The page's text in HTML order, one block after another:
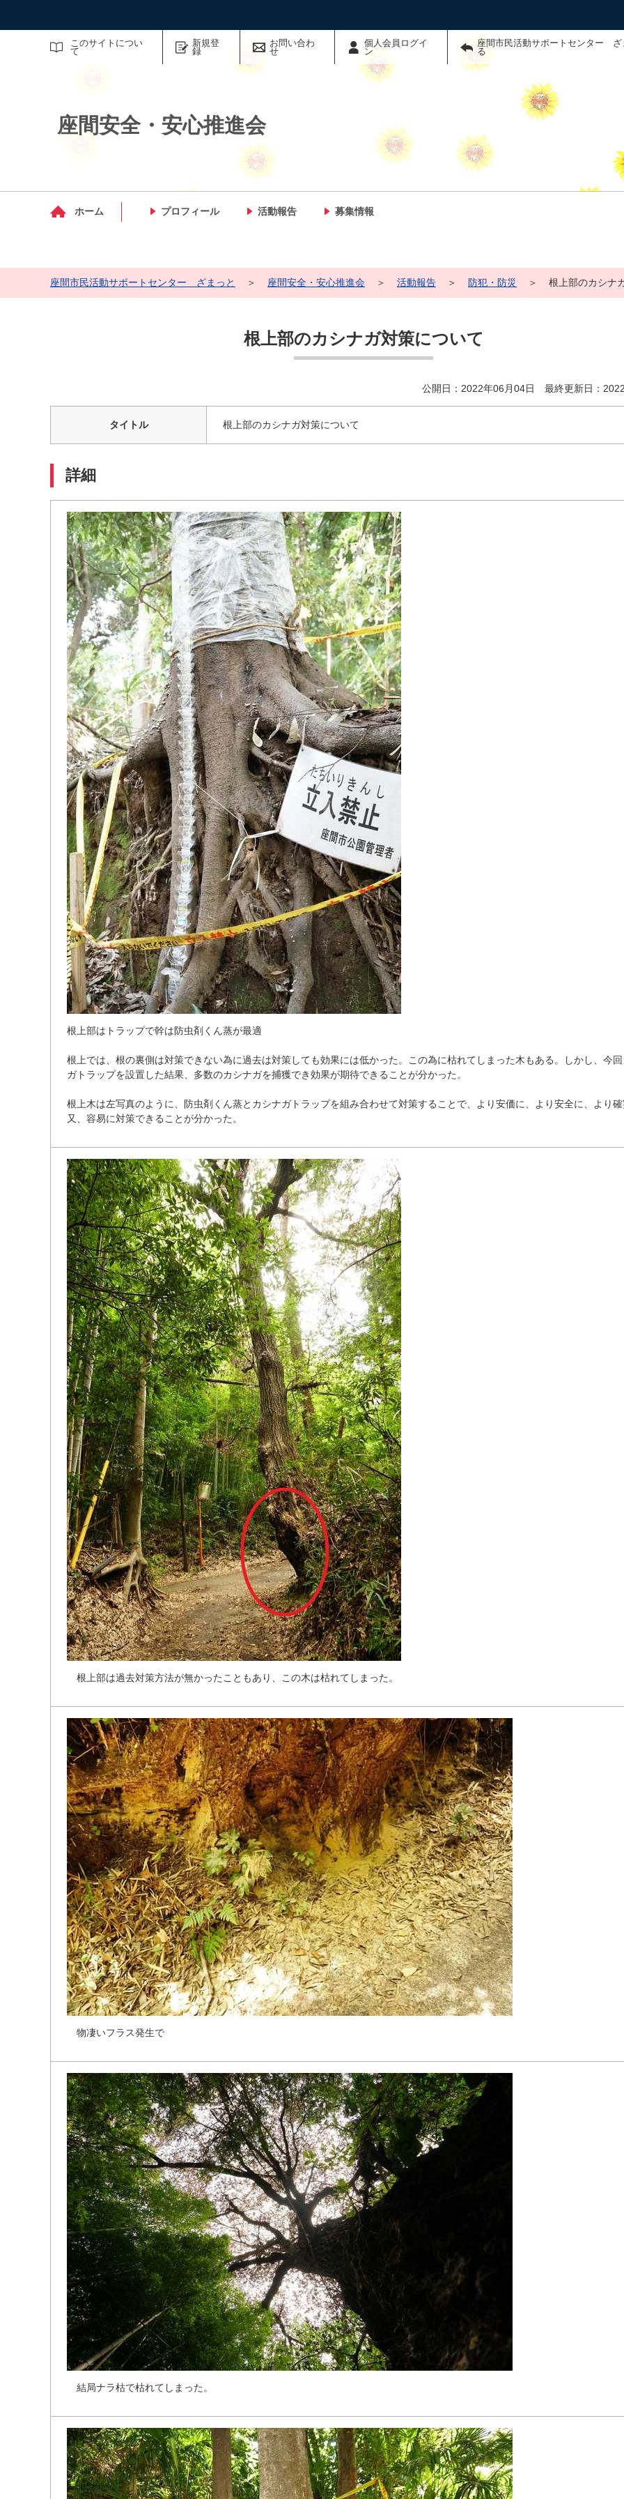
このサイトについ
て
新規登
録
お問い合わ
せ
個人会員ログイ
ン
座間市民活動サポートセンター ざ
る
サイト内検索
座間安全・安心推進会
ホーム プロフィール 活動報告 募集情報
マイメディア検索
座間市民活動サポートセンター ざまっと ＞ 座間安全・安心推進会 ＞ 活動報告 ＞ 防犯・防災 ＞ 根上部のカシナ
根上部のカシナガ対策について
公開日：2022年06月04日 最終更新日：
タイトル 根上部のカシナガ対策について
詳細
根 上部は ト ラ ップで幹は防虫剤 く ん蒸が最適
根 上では 根の裏側は対策でき ない為に過去は対策しても効果には低かった 。 こ の為に枯れて し ま った木もある 。 しかし 今回
ガト ラ ップを設置した結果 多数のカシナガを捕獲でき効果が期待でき る こ とが分かった 。
根 上木は左写真のよ う に 防虫剤 く ん蒸と カシナガト ラ ップを組み合わせて対策する こ と で よ り安価に よ り安全に よ り確
又
容易に対策でき る こ とが分かった 。
根 上部は過去対策方法が無かった こ と もあ り こ の木は枯れて し ま った 。
物凄いフラ ス発生で
結局ナラ枯で枯れて し ま った 。